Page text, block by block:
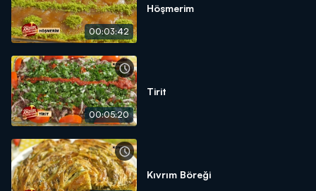
00:03:42
Höşmerim
00:05:20
Tirit
Kıvrım Böreği